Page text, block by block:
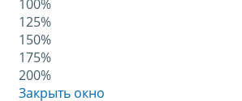
100%
125%
150%
175%
200%
Закрыть окно